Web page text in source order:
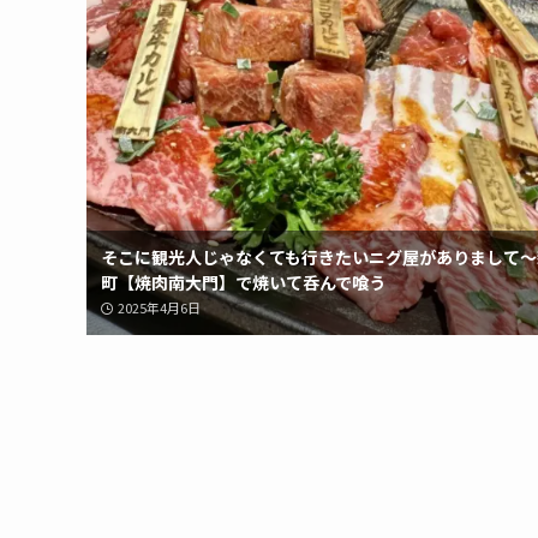
そこに観光人じゃなくても行きたいニグ屋がありまして
町【焼肉南大門】で焼いて呑んで喰う
2025年4月6日